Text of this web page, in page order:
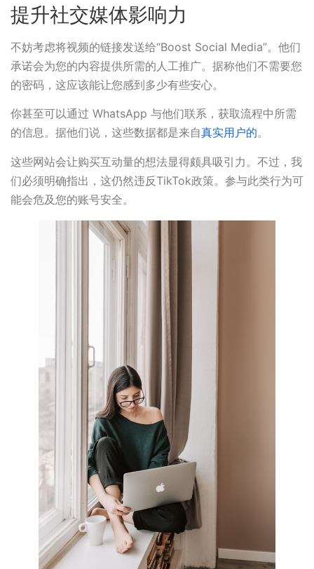
提升社交媒体影响力
不妨考虑将视频的链接发送给“Boost Social Media”。他们
承诺会为您的内容提供所需的人工推广。据称他们不需要您
的密码，这应该能让您感到多少有些安心。
你甚至可以通过 WhatsApp 与他们联系，获取流程中所需
的信息。据他们说，这些数据都是来自真实用户的。
这些网站会让购买互动量的想法显得颇具吸引力。不过，我
们必须明确指出，这仍然违反TikTok政策。参与此类行为可
能会危及您的账号安全。